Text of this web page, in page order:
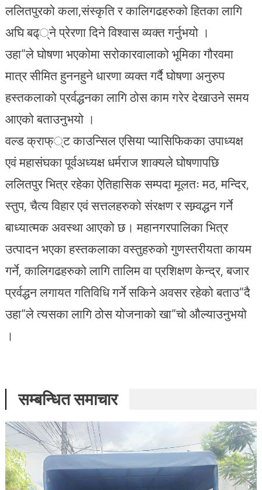
ललितपुरको कला,संस्कृति र कालिगढहरुको हितका लागि
अघि बढ््ने प्रेरणा दिने विश्वास व्यक्त गर्नुभयो ।
उहा“ले घोषणा भएकोमा सरोकारवालाको भूमिका गौरवमा
मात्र सीमित हुननहुने धारणा व्यक्त गर्दै घोषणा अनुरुप
हस्तकलाको प्रर्वद्धनका लागि ठोस काम गरेर देखाउने समय
आएको बताउनुभयो ।
वल्ड क्राफ््ट काउन्सिल एसिया प्यासिफिकका उपाध्यक्ष
एवं महासंघका पूर्वअध्यक्ष धर्मराज शाक्यले घोषणापछि
ललितपुर भित्र रहेका ऐतिहासिक सम्पदा मूलतः मठ, मन्दिर,
स्तुप, चैत्य विहार एवं सत्तलहरुको संरक्षण र सम्र्वद्धन गर्ने
बाध्यात्मक अवस्था आएको छ। महानगरपालिका भित्र
उत्पादन भएका हस्तकलाका वस्तुहरुको गुणस्तरीयता कायम
गर्ने, कालिगढहरुको लागि तालिम वा प्रशिक्षण केन्द्र, बजार
प्रर्वद्धन लगायत गतिविधि गर्ने सकिने अवसर रहेको बताउ“दै
उहा“ले त्यसका लागि ठोस योजनाको खा“चो औल्याउनुभयो
।
सम्बन्धित समाचार